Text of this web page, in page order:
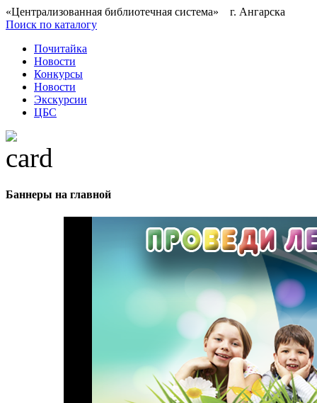
«Централизованная библиотечная система» г. Ангарска
Поиск по каталогу
Почитайка
Новости
Конкурсы
Новости
Экскурсии
ЦБС
Баннеры на главной